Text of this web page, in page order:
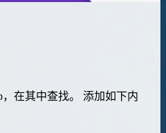
在其中查找。 添加如下内